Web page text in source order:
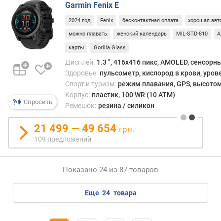
с
т
р
о
й
т
в
м
а
т
е
р
и
Спросить
Garmin Fenix E
2024 год Fenix бесконтактная оплата хорошая
можно плавать женский календарь MIL-STD-810
карты Gorilla Glass
Дисплей: 1.3 ", 416x416 пикс, AMOLED,
Здоровье: пульсометр, кислород в крови,
Спорт и туризм: режим плавания, GPS,
Корпус: пластик, 100 WR (10 ATM)
Ремешок: резина / силикон
21 499 — 49 654 грн.
109 предложений
Показано 24 из 87 товаров
еще 24 товара